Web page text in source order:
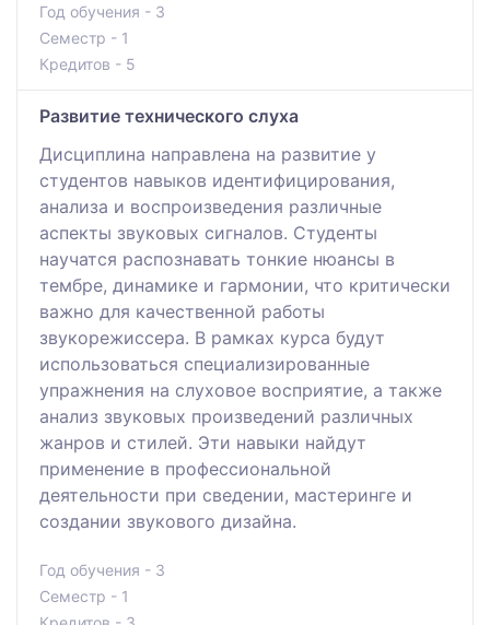
Год обучения - 3
Семестр - 1
Кредитов - 5
Развитие технического слуха
Дисциплина направлена на развитие у
студентов навыков идентифицирования,
анализа и воспроизведения различные
аспекты звуковых сигналов. Студенты
научатся распознавать тонкие нюансы в
тембре, динамике и гармонии, что критически
важно для качественной работы
звукорежиссера. В рамках курса будут
использоваться специализированные
упражнения на слуховое восприятие, а также
анализ звуковых произведений различных
жанров и стилей. Эти навыки найдут
применение в профессиональной
деятельности при сведении, мастеринге и
создании звукового дизайна.
Год обучения - 3
Семестр - 1